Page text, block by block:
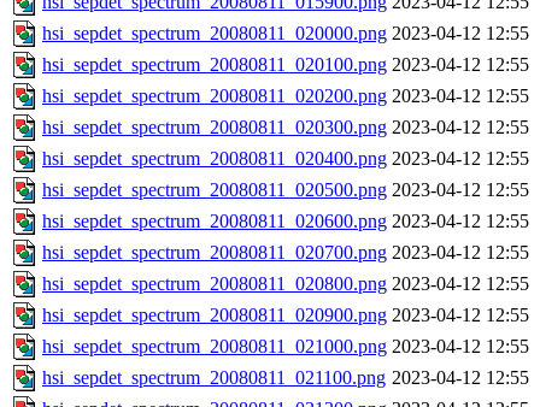
hsi_sepdet_spectrum_20080811_020000.png 2023-04-12 12:55
hsi_sepdet_spectrum_20080811_020100.png 2023-04-12 12:55
hsi_sepdet_spectrum_20080811_020200.png 2023-04-12 12:55
hsi_sepdet_spectrum_20080811_020300.png 2023-04-12 12:55
hsi_sepdet_spectrum_20080811_020400.png 2023-04-12 12:55
hsi_sepdet_spectrum_20080811_020500.png 2023-04-12 12:55
hsi_sepdet_spectrum_20080811_020600.png 2023-04-12 12:55
hsi_sepdet_spectrum_20080811_020700.png 2023-04-12 12:55
hsi_sepdet_spectrum_20080811_020800.png 2023-04-12 12:55
hsi_sepdet_spectrum_20080811_020900.png 2023-04-12 12:55
hsi_sepdet_spectrum_20080811_021000.png 2023-04-12 12:55
hsi_sepdet_spectrum_20080811_021100.png 2023-04-12 12:55